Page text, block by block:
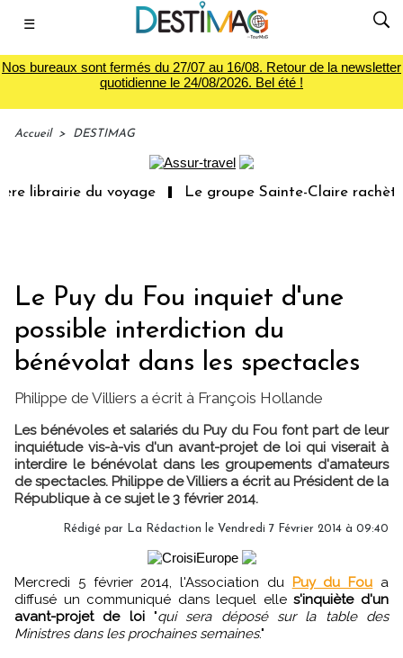
☰
Nos bureaux sont fermés du 27/07 au 16/08. Retour de la newsletter
quotidienne le 24/08/2026. Bel été !
Accueil > DESTIMAG
librairie du voyage Le groupe Sainte-Claire rachète
Le Puy du Fou inquiet d'une
possible interdiction du
bénévolat dans les spectacles
Philippe de Villiers a écrit à François Hollande
Les bénévoles et salariés du Puy du Fou font part de leur
inquiétude vis-à-vis d'un avant-projet de loi qui viserait à
interdire le bénévolat dans les groupements d'amateurs
de spectacles. Philippe de Villiers a écrit au Président de la
République à ce sujet le 3 février 2014.
Rédigé par La Rédaction le Vendredi 7 Février 2014 à 09:40
Mercredi 5 février 2014, l'Association du Puy du Fou a
diffusé un communiqué dans lequel elles'inquiète d'un
avant-projet de loi"qui sera déposé sur la table des
Ministres dans les prochaines semaines."